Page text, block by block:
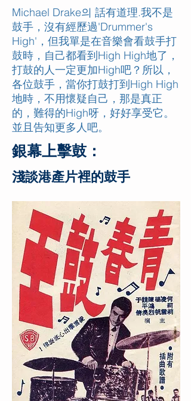
Michael Drake의 話有道理.我不是
鼓手，沒有經歷過'Drummer's
High'，但我單是在音樂會看鼓手打
鼓時，自己都看到High High地了，
打鼓的人一定更加High吧？所以，
各位鼓手，當你打鼓打到High High
地時，不用懷疑自己，那是真正
的，難得的High呀，好好享受它。
並且告知更多人吧。
銀幕上擊鼓：
淺談港產片裡的鼓手